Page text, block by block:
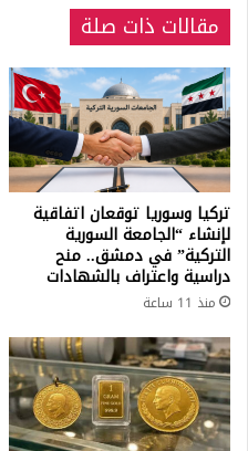
مقالات ذات صلة
تركيا وسوريا توقعان اتفاقية
لإنشاء “الجامعة السورية
التركية” في دمشق.. منح
دراسية واعتراف بالشهادات
منذ 11 ساعة